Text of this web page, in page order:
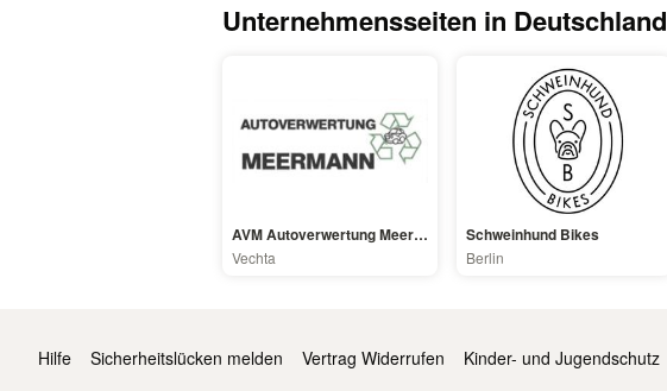
Unternehmensseiten in Deutschland
AVM Autoverwertung Meermann GmbH
Vechta
Schweinhund Bikes
Berlin
Hilfe Sicherheitslücken melden Vertrag Widerrufen Kinder- und Jugendschutz